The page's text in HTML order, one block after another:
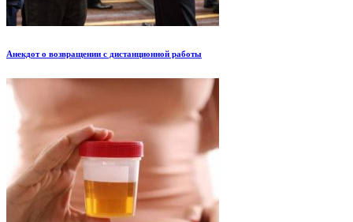
Анекдот о возвращении с дистанционной работы